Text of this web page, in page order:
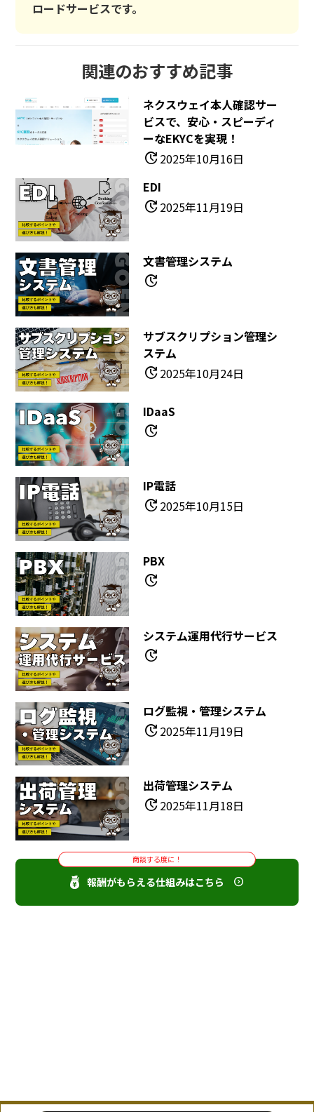
ロードサービスです。
関連のおすすめ記事
ネクスウェイ本人確認サー
ビスで、安心・スピーディ
ーなeKYCを実現！
update2025年10月16日
EDI
update2025年11月19日
文書管理システム
update
サブスクリプション管理シ
ステム
update2025年10月24日
IDaaS
update
IP電話
update2025年10月15日
PBX
update
システム運用代行サービス
update
ログ監視・管理システム
update2025年11月19日
出荷管理システム
update2025年11月18日
商談する度に！
報酬がもらえる仕組みはこちら